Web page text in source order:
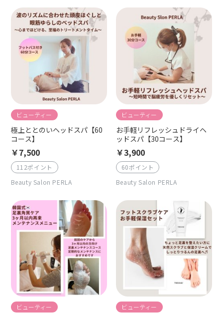
ビューティー
極上ととのいヘッドスパ【60
コース】
￥7,500
112ポイント
Beauty Salon PERLA
ビューティー
お手軽リフレッシュドライヘ
ッドスパ【30コース】
￥3,900
60ポイント
Beauty Salon PERLA
ビューティー ビューティー